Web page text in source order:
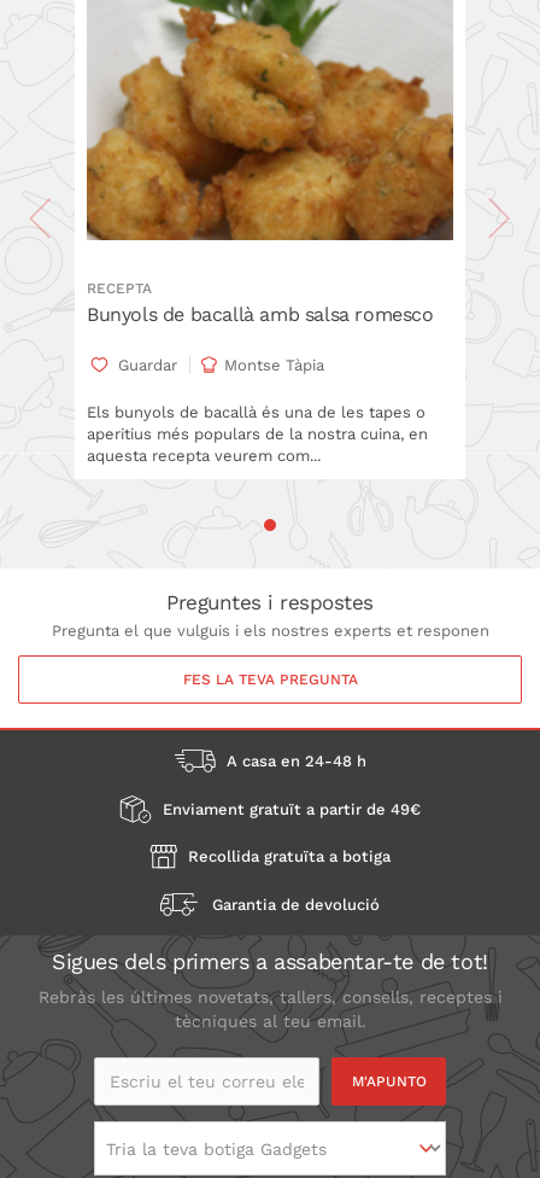
RECEPTA
Bunyols de bacallà amb salsa romesco
Guardar Montse Tàpia
Els bunyols de bacallà és una de les tapes o
aperitius més populars de la nostra cuina, en
aquesta recepta veurem com...
Preguntes i respostes
Pregunta el que vulguis i els nostres experts et responen
FES LA TEVA PREGUNTA
A casa en 24-48 h
Enviament gratuït a partir de 49€
Recollida gratuïta a botiga
Garantia de devolució
Sigues dels primers a assabentar-te de tot!
Rebràs les últimes novetats, tallers, consells, receptes i
tècniques al teu email.
Escriu el teu correu
Tria la teva botiga Gadgets